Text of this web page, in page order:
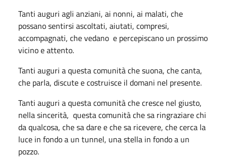
Tanti auguri agli anziani, ai nonni, ai malati, che
possano sentirsi ascoltati, aiutati, compresi,
accompagnati, che vedano e percepiscano un prossimo
vicino e attento.
Tanti auguri a questa comunità che suona, che canta,
che parla, discute e costruisce il domani nel presente.
Tanti auguri a questa comunità che cresce nel giusto,
nella sincerità, questa comunità che sa ringraziare chi
da qualcosa, che sa dare e che sa ricevere, che cerca la
luce in fondo a un tunnel, una stella in fondo a un
pozzo.